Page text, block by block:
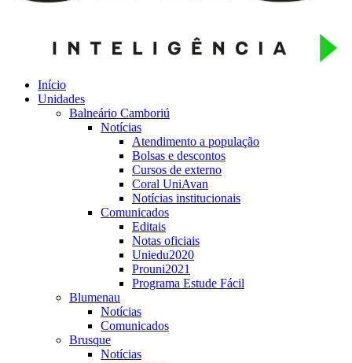
Início
Unidades
Balneário Camboriú
Notícias
Atendimento a população
Bolsas e descontos
Cursos de externo
Coral UniAvan
Notícias institucionais
Comunicados
Editais
Notas oficiais
Uniedu2020
Prouni2021
Programa Estude Fácil
Blumenau
Notícias
Comunicados
Brusque
Notícias